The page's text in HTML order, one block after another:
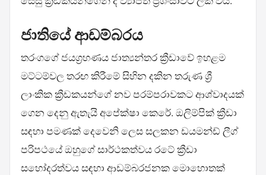
ජාතියේ ආඩම්බරය
තරංගගේ ජයග්‍රහණය ජාත්‍යන්තර ක්‍රීඩාවේ ඉහළම
මට්ටම්වල තරඟ කිරීමේ සිහින දකින තරුණ ශ්‍රී
ලාංකික ක්‍රීඩකයන්ගේ නව පරම්පරාවකට ආශ්වාදයක්
ගෙන දෙනු ඇතැයි අපේක්ෂා කෙරේ. ඔලිම්පික් ක්‍රීඩා
සඳහා පමණක් දෙවෙනි ලෙස සලකන ඩයමන්ඩ් ලීග්
පරිපථයේ ඔහුගේ සාර්ථකත්වය රටේ ක්‍රීඩා
සහෝදරත්වය සඳහා ආඩම්බරජනක මොහොතක්